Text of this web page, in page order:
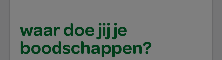
waar doe jij je
boodschappen?